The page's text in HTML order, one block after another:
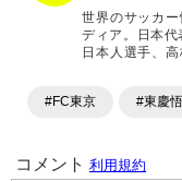
世界のサッカ
ディア。日本
日本人選手、
ます。「X」「
#FC東京 #東慶悟